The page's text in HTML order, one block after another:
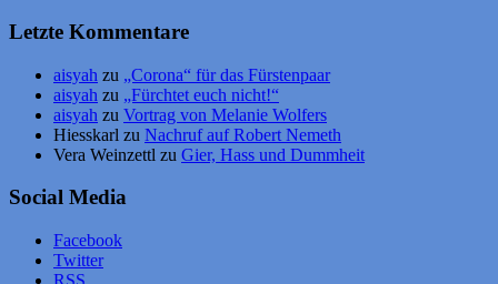
Letzte Kommentare
aisyah zu „Corona“ für das Fürstenpaar
aisyah zu „Fürchtet euch nicht!“
aisyah zu Vortrag von Melanie Wolfers
Hiesskarl zu Nachruf auf Robert Nemeth
Vera Weinzettl zu Gier, Hass und Dummheit
Social Media
Facebook
Twitter
RSS